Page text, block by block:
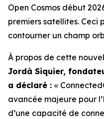
Open Cosmos début
premiers satellites.
contourner un champ
À propos de cette
Jordà Siquier,
a déclaré : «
avancée majeure pour
d’une capacité de